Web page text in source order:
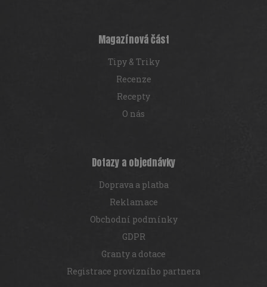
Magazínová část
Tipy & Triky
Recenze
Recepty
O nás
Dotazy a objednávky
Doprava a platba
Reklamace
Obchodní podmínky
GDPR
Granty a dotace
Registrace provizního partnera